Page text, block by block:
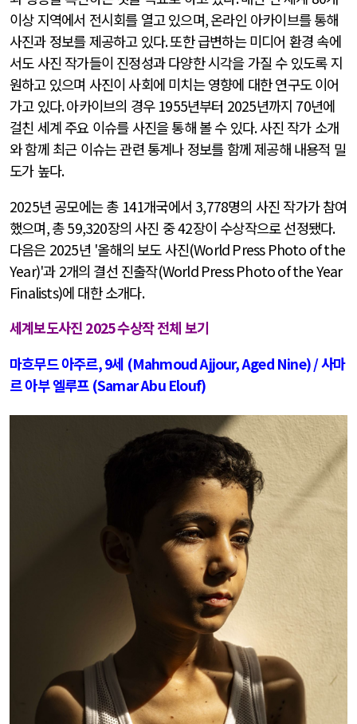
이상 지역에서 전시회를 열고 있으며,온라인 아카이브를 통해
사진과 정보를 제공하고 있다.또한 급변하는 미디어 환경 속에
서도 사진 작가들이 진정성과 다양한 시각을 가질 수 있도록 지
원하고 있으며 사진이 사회에 미치는 영향에 대한 연구도 이어
가고 있다.아카이브의 경우 1955년부터 2025년까지 70년에
걸친 세계 주요 이슈를 사진을 통해 볼 수 있다.사진 작가 소개
와 함께 최근 이슈는 관련 통계나 정보를 함께 제공해 내용적 밀
도가 높다.
2025년 공모에는 총 141개국에서 3,778명의 사진 작가가 참여
했으며,총59,320장의 사진 중42장이 수상작으로 선정됐다.
다음은 2025년 '올해의 보도 사진(World Press Photo of the
Year)'과 2개의 결선 진출작(World Press Photo of the Year
Finalists)에 대한 소개다.
세계보도사진 2025수상작 전체 보기
마흐무드 아주르, 9세 (Mahmoud Ajjour, Aged Nine) /사마
르 아부 엘루프 (Samar Abu Elouf)